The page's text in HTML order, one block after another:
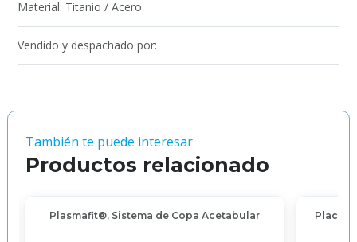
Material: Titanio / Acero
Vendido y despachado por:
También te puede interesar
Productos relacionado
Plasmafit®, Sistema de Copa Acetabular Placa